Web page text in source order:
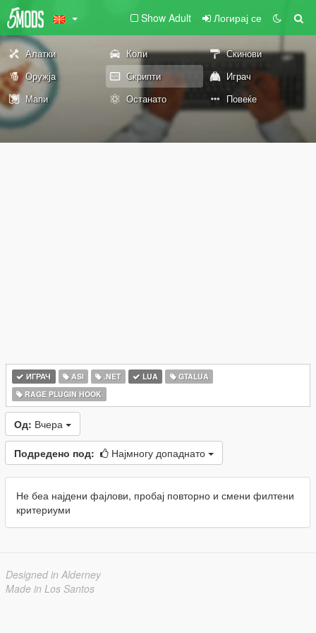
Show Adult Логирај се
Алатки Коли
Скинови
Оружја
Скрипти
Играч
Мапи
Останато Повеќе
ИГРАЧ ASI .NET LUA
GTALUA
RAGE PLUGIN HOOK
Од: Вчера
Подредено под: Најмногу допаднато
Не беа најдени фајлови, пробај повторно и смени филтени
критериуми
Designed in Alderney
Made in Los Santos